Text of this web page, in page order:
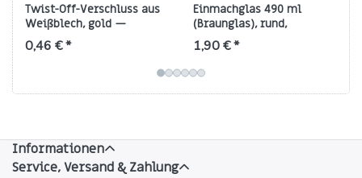
Twist-Off-Verschluss aus
Weißblech, gold —
Gewinde TO 82
0,46 € *
Einmachglas 490 ml
(Braunglas), rund,
Gewinde TO‑82
1,90 € *
Informationen
Service, Versand & Zahlung